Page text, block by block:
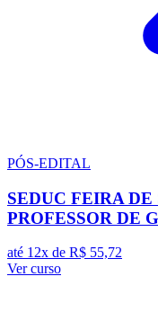
PÓS-EDITAL
SEDUC FEIRA
PROFESSOR DE
até 12x de R$ 55,72
Ver curso